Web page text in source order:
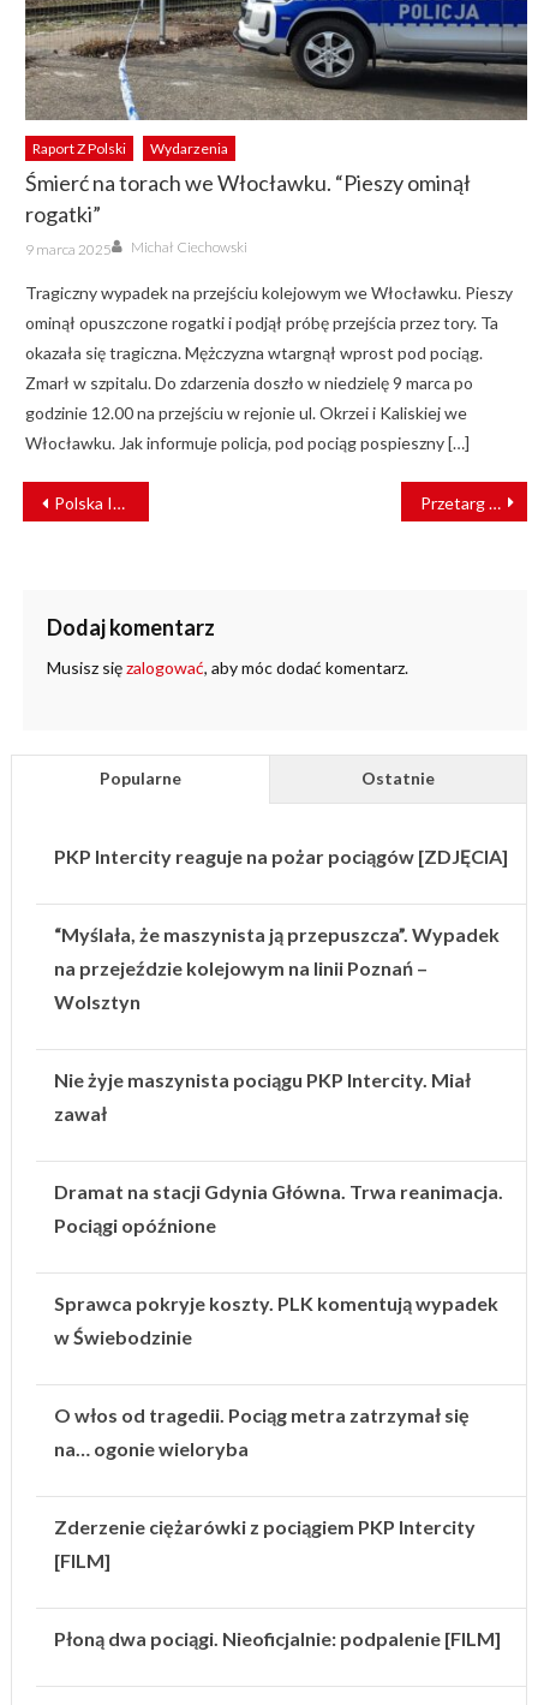
Raport Z Polski Wydarzenia
Śmierć na torach we Włocławku. “Pieszy ominął
rogatki”
Posted
on
9 marca 2025 Author
Michał Ciechowski
Tragiczny wypadek na przejściu kolejowym we Włocławku. Pieszy
ominął opuszczone rogatki i podjął próbę przejścia przez tory. Ta
okazała się tragiczna. Mężczyzna wtargnął wprost pod pociąg.
Zmarł w szpitalu. Do zdarzenia doszło w niedzielę 9 marca po
godzinie 12.00 na przejściu w rejonie ul. Okrzei i Kaliskiej we
Włocławku. Jak informuje policja, pod pociąg pospieszny […]
NAWIGACJA
WPISU
Polska Izba Kolei dołącza do UNIFE Przetarg na tabor KDP. Pesa Bydgoszcz łączy siły z Hitachi Rail
Dodaj komentarz
Musisz sięzalogować, aby móc dodać komentarz.
Popularne Ostatnie
PKP Intercity reaguje na pożar pociągów [ZDJĘCIA]
“Myślała, że maszynista ją przepuszcza”. Wypadek
na przejeździe kolejowym na linii Poznań –
Wolsztyn
Nie żyje maszynista pociągu PKP Intercity. Miał
zawał
Dramat na stacji Gdynia Główna. Trwa reanimacja.
Pociągi opóźnione
Sprawca pokryje koszty. PLK komentują wypadek
w Świebodzinie
O włos od tragedii. Pociąg metra zatrzymał się
na… ogonie wieloryba
Zderzenie ciężarówki z pociągiem PKP Intercity
[FILM]
Płoną dwa pociągi. Nieoficjalnie: podpalenie [FILM]